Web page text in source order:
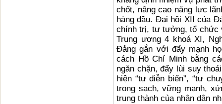
chốt, nâng cao năng lực
hàng đầu. Đại hội XII của
chính trị, tư tưởng, tổ chức
Trung ương 4 khoá XI,
Đảng gắn với đẩy mạnh
cách Hồ Chí Minh bằng
ngăn chặn, đẩy lùi suy
hiện “tự diễn biến”, “tự
trong sạch, vững mạnh,
trung thành của nhân dân